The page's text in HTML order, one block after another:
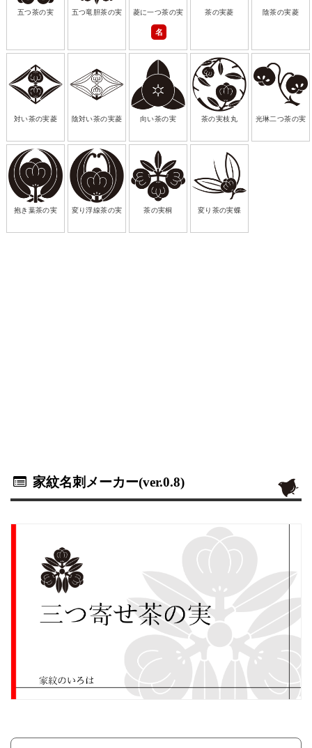
五つ茶の実 五つ竜胆茶の実 菱に一つ茶の実
名
茶の実菱 陰茶の実菱
対い茶の実菱 陰対い茶の実菱 向い茶の実 茶の実枝丸 光琳二つ茶の実
抱き葉茶の実 変り浮線茶の実 茶の実桐 変り茶の実蝶
家紋名刺メーカー(ver.0.8)